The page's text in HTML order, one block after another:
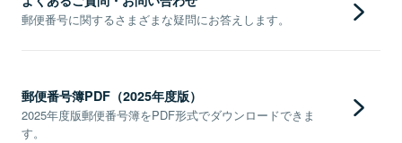
郵便番号に関するさまざまな疑問にお答えします。
郵便番号簿PDF（2025年度版）
2025年度版郵便番号簿をPDF形式でダウンロードできま
す。